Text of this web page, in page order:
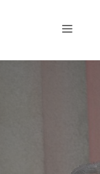
Menu